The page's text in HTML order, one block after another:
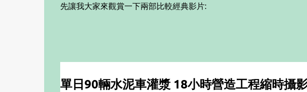
先讓我大家來觀賞一下兩部比較經典影片:
單日90輛水泥車灌漿 18小時營造工程縮時攝